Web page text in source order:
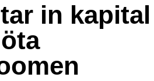
in kapital